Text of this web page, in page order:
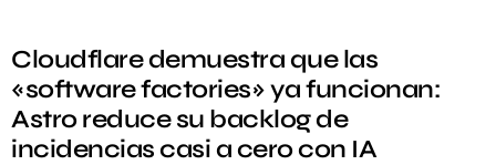
Cloudflare demuestra que las
«software factories» ya funcionan:
Astro reduce su backlog de
incidencias casi a cero con IA